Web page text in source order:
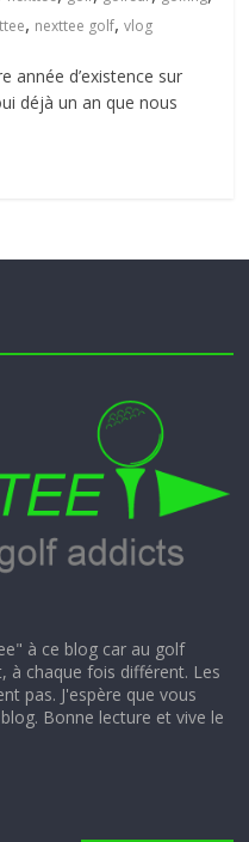
, nexttee golf,vlog
année d’existence sur
déjà un an que nous
à ce blog car au golf
à chaque fois différent. Les
pas. J'espère que vous
Bonne lecture et vive le